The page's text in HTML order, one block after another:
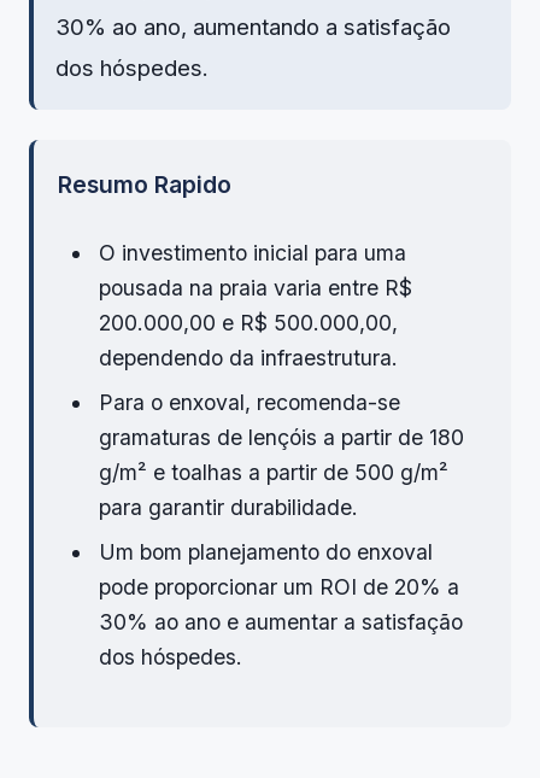
30% ao ano, aumentando a satisfação
dos hóspedes.
Resumo Rapido
O investimento inicial para uma
pousada na praia varia entre R$
200.000,00 e R$ 500.000,00,
dependendo da infraestrutura.
Para o enxoval, recomenda-se
gramaturas de lençóis a partir de 180
g/m² e toalhas a partir de 500 g/m²
para garantir durabilidade.
Um bom planejamento do enxoval
pode proporcionar um ROI de 20% a
30% ao ano e aumentar a satisfação
dos hóspedes.